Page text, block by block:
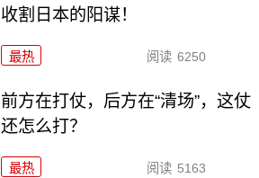
收割日本的阳谋！
最热 阅读 6250
前方在打仗，后方在“清场”，这仗
还怎么打？
最热 阅读 5163